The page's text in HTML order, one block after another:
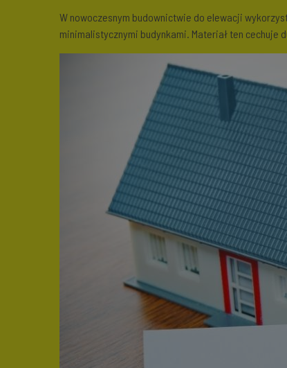
W nowoczesnym budownictwie do elewacji
minimalistycznymi budynkami. Materiał ten cechuje